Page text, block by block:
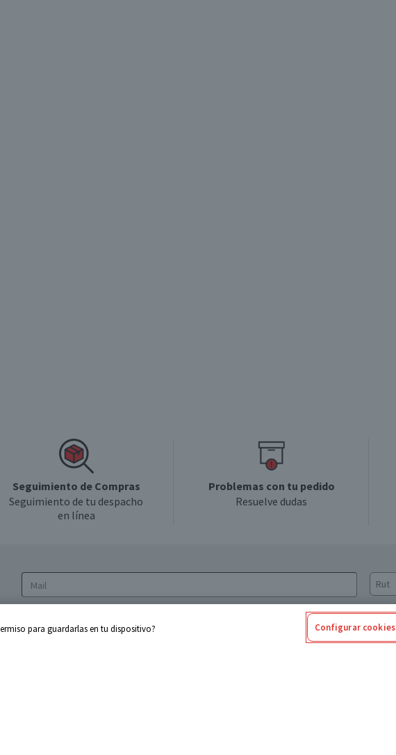
Seguimiento de Compras
Seguimiento de tu despacho
en línea
Problemas con tu pedido
Resuelve dudas
de privacidad y de tratamiento de datos
para guardarlas en tu dispositivo? Configurar cookies